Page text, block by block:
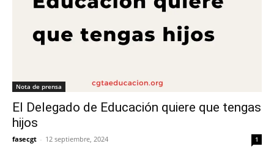
Nota de prensa
El Delegado de Educación quiere que tengas
hijos
fasecgt - 12 septiembre, 2024 1